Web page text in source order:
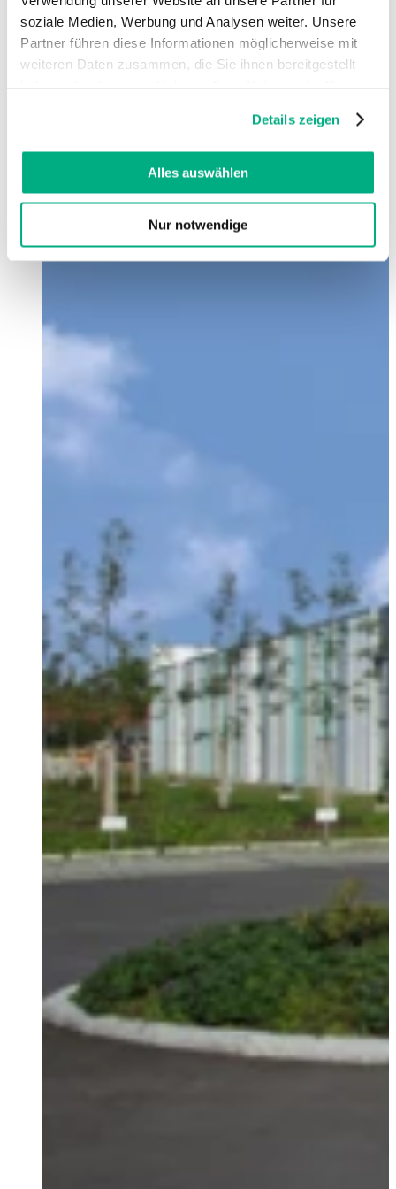
soziale Medien, Werbung und Analysen weiter. Unsere
Partner führen diese Informationen möglicherweise mit
weiteren Daten zusammen, die Sie ihnen bereitgestellt
Cookies, wenn Sie unsere Webseite weiterhin nutzen.
Weitere Informationen finden Sie in
DatenschutzerklärungundImpressum
Details zeigen
Alles auswählen
Nur notwendige